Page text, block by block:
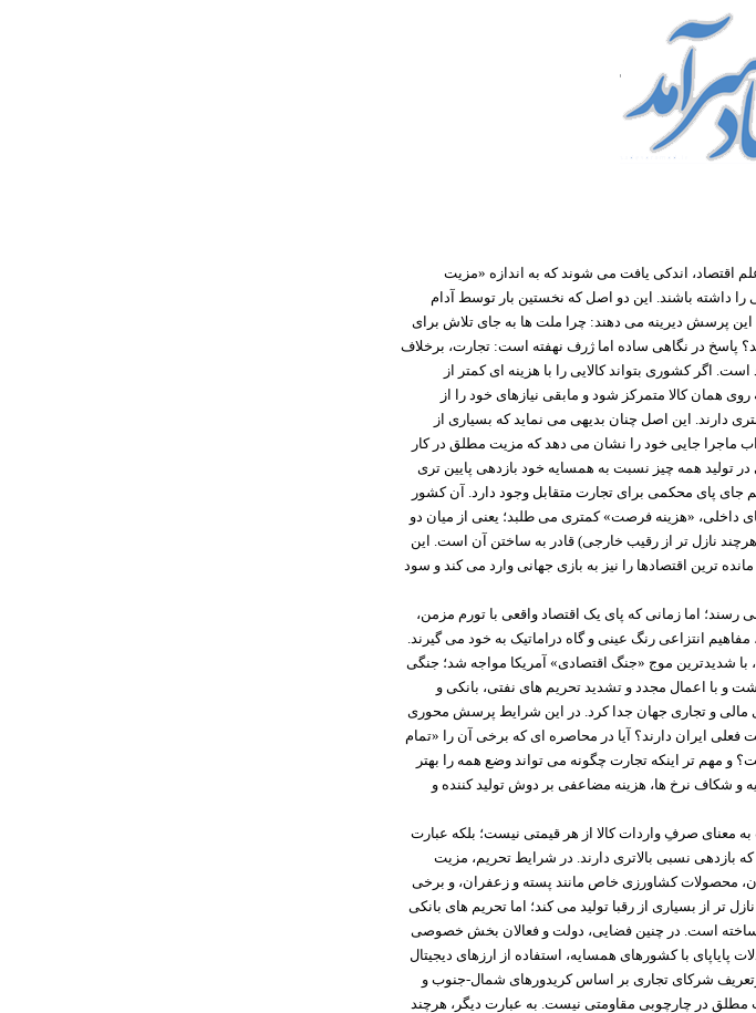
اقتصاد، اندکی یافت می شوند که به اندازه «مزیت
داشته باشند. این دو اصل که نخستین بار توسط آدام
پرسش دیرینه می دهند: چرا ملت ها به جای تلاش برای
پاسخ در نگاهی ساده اما ژرف نهفته است: تجارت، برخلاف
اگر کشوری بتواند کالایی را با هزینه ای کمتر از
همان کالا متمرکز شود و مابقی نیازهای خود را از
دارند. این اصل چنان بدیهی می نماید که بسیاری از
ماجرا جایی خود را نشان می دهد که مزیت مطلق در کار
در تولید همه چیز نسبت به همسایه خود بازدهی پایین تری
جای پای محکمی برای تجارت متقابل وجود دارد. آن کشور
داخلی، «هزینه فرصت» کمتری می طلبد؛ یعنی از میان دو
(هرچند نازل تر از رقیب خارجی) قادر به ساختن آن است. این
ترین اقتصادها را نیز به بازی جهانی وارد می کند و سود
اما زمانی که پای یک اقتصاد واقعی با تورم مزمن،
انتزاعی رنگ عینی و گاه دراماتیک به خود می گیرند.
۱۳۹۰ و سال های پس از آن، با شدیدترین موج «جنگ اقتصادی» آمریکا مواجه شد؛ جنگی
جانبه آمریکا از برجام در سال ۲۰۱۸ آغاز گشت و با اعمال مجدد و تشدید تحریم های نفتی، بانکی و
مالی و تجاری جهان جدا کرد. در این شرایط پرسش محوری
ایران دارند؟ آیا در محاصره ای که برخی آن را «تمام
و مهم تر اینکه تجارت چگونه می تواند وضع همه را بهتر
و شکاف نرخ ها، هزینه مضاعفی بر دوش تولید کننده و
به معنای صرفِ واردات کالا از هر قیمتی نیست؛ بلکه عبارت
بازدهی نسبی بالاتری دارند. در شرایط تحریم، مزیت
محصولات کشاورزی خاص مانند پسته و زعفران، و برخی
تر از بسیاری از رقبا تولید می کند؛ اما تحریم های بانکی
ساخته است. در چنین فضایی، دولت و فعالان بخش خصوصی
پایاپای با کشورهای همسایه، استفاده از ارزهای دیجیتال
شرکای تجاری بر اساس کریدورهای شمال-جنوب و
در چارچوبی مقاومتی نیست. به عبارت دیگر، هرچند